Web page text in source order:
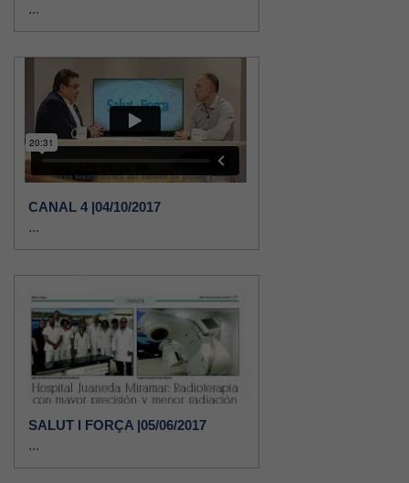
...
CANAL 4 |04/10/2017
...
SALUT I FORÇA |05/06/2017
...